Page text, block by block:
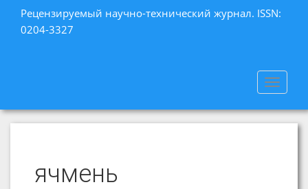
Рецензируемый научно-технический журнал. ISSN:
0204-3327
Toggle
ячмень